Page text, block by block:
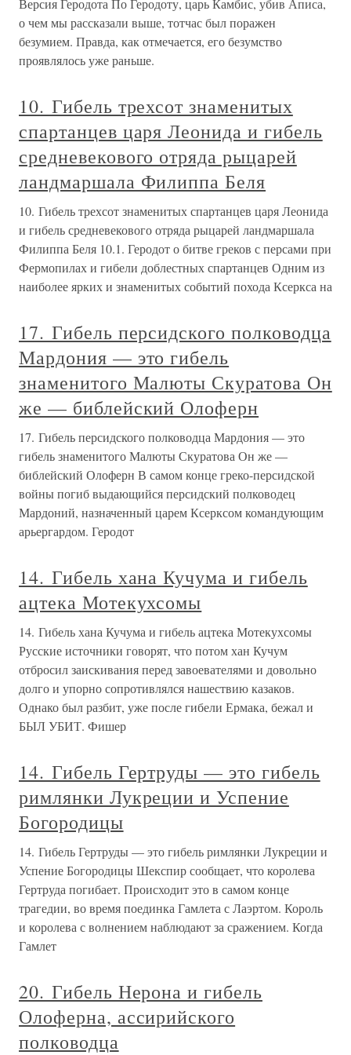
Версия Геродота По Геродоту, царь Камбис, убив Аписа,
о чем мы рассказали выше, тотчас был поражен
безумием. Правда, как отмечается, его безумство
проявлялось уже раньше.
10. Гибель трехсот знаменитых
спартанцев царя Леонида и гибель
средневекового отряда рыцарей
ландмаршала Филиппа Беля
10. Гибель трехсот знаменитых спартанцев царя Леонида
и гибель средневекового отряда рыцарей ландмаршала
Филиппа Беля 10.1. Геродот о битве греков с персами при
Фермопилах и гибели доблестных спартанцев Одним из
наиболее ярких и знаменитых событий похода Ксеркса на
17. Гибель персидского полководца
Мардония — это гибель
знаменитого Малюты Скуратова Он
же — библейский Олоферн
17. Гибель персидского полководца Мардония — это
гибель знаменитого Малюты Скуратова Он же —
библейский Олоферн В самом конце греко-персидской
войны погиб выдающийся персидский полководец
Мардоний, назначенный царем Ксерксом командующим
арьергардом. Геродот
14. Гибель хана Кучума и гибель
ацтека Мотекухсомы
14. Гибель хана Кучума и гибель ацтека Мотекухсомы
Русские источники говорят, что потом хан Кучум
отбросил заискивания перед завоевателями и довольно
долго и упорно сопротивлялся нашествию казаков.
Однако был разбит, уже после гибели Ермака, бежал и
БЫЛ УБИТ. Фишер
14. Гибель Гертруды — это гибель
римлянки Лукреции и Успение
Богородицы
14. Гибель Гертруды — это гибель римлянки Лукреции и
Успение Богородицы Шекспир сообщает, что королева
Гертруда погибает. Происходит это в самом конце
трагедии, во время поединка Гамлета с Лаэртом. Король
и королева с волнением наблюдают за сражением. Когда
Гамлет
20. Гибель Нерона и гибель
Олоферна, ассирийского
полководца